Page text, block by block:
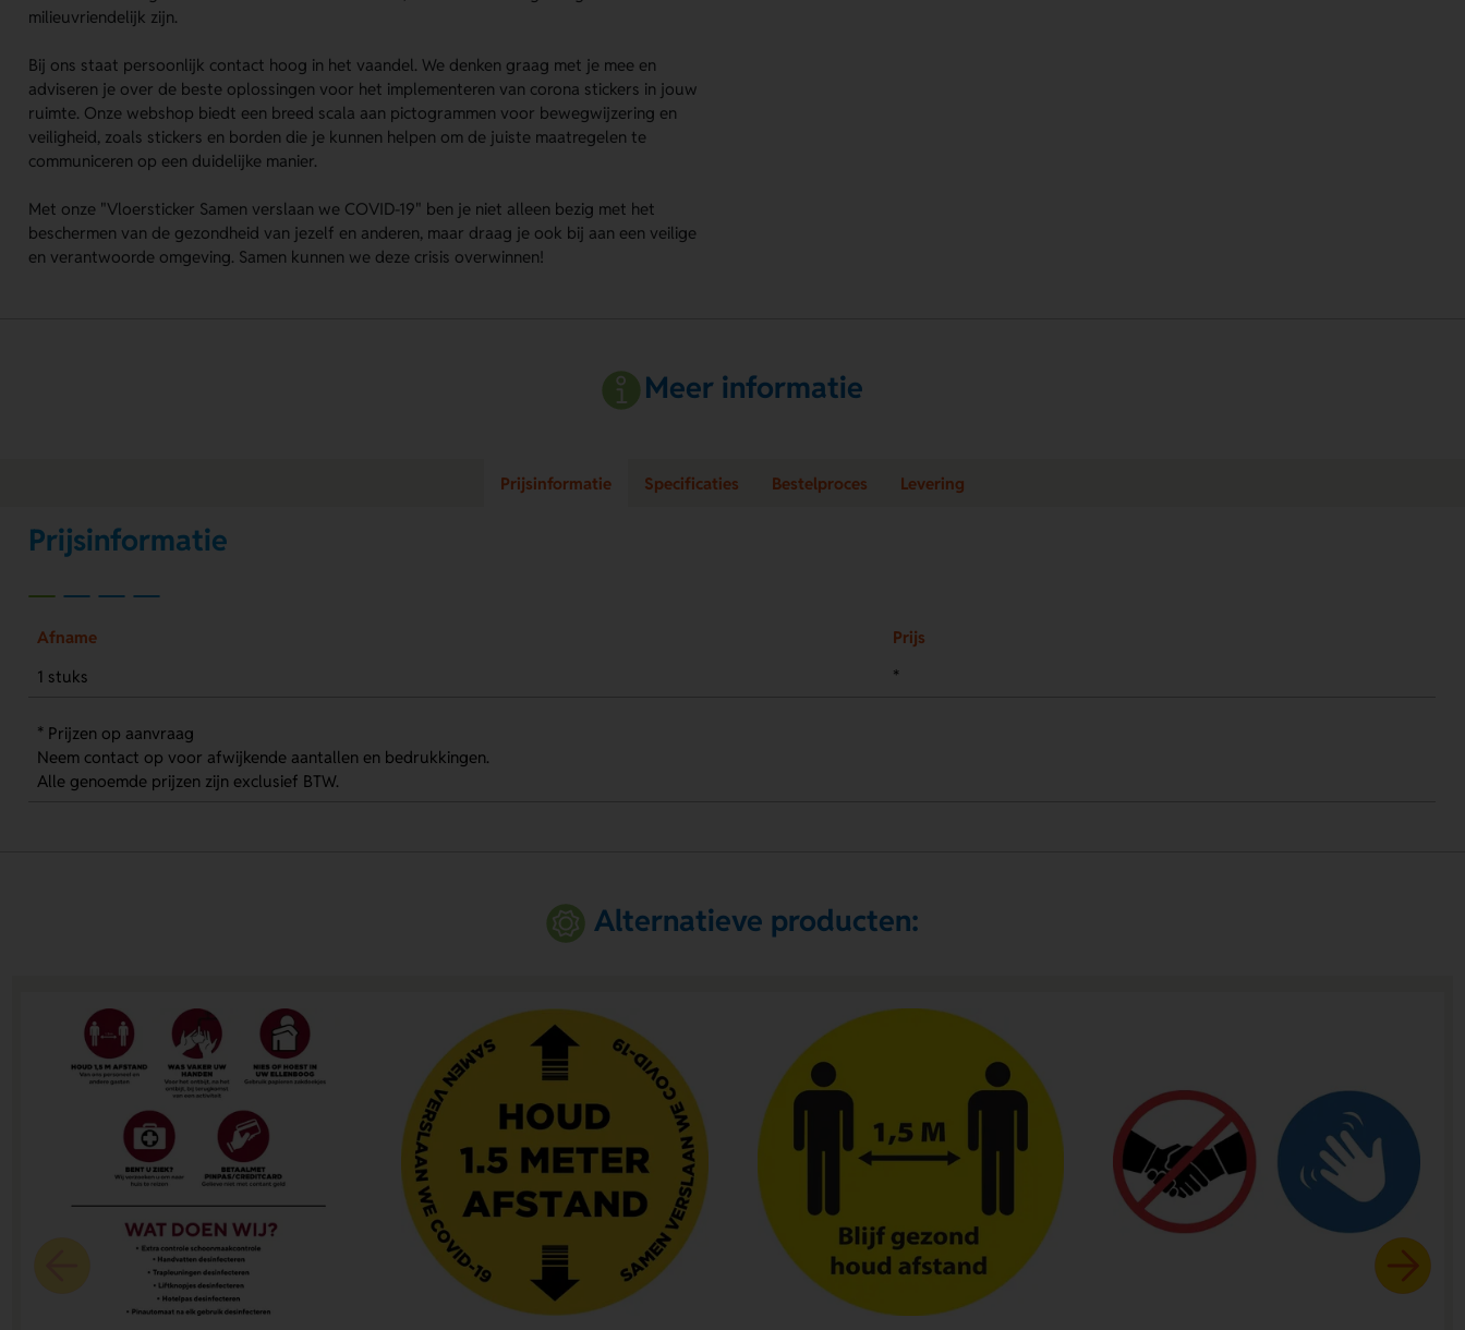
milieuvriendelijk zijn.
Bij ons staat persoonlijk contact hoog in het vaandel. We denken graag met je mee en
adviseren je over de beste oplossingen voor het implementeren van corona stickers in jouw
ruimte. Onze webshop biedt een breed scala aan pictogrammen voor bewegwijzering en
veiligheid, zoals stickers en borden die je kunnen helpen om de juiste maatregelen te
communiceren op een duidelijke manier.
Met onze "Vloersticker Samen verslaan we COVID-19" ben je niet alleen bezig met het
beschermen van de gezondheid van jezelf en anderen, maar draag je ook bij aan een veilige
en verantwoorde omgeving. Samen kunnen we deze crisis overwinnen!
Meer informatie
Prijsinformatie Specificaties Bestelproces Levering
Prijsinformatie
Afname
Prijs
1 stuks
*
* Prijzen op aanvraag
Neem contact op voor afwijkende aantallen en bedrukkingen.
Alle genoemde prijzen zijn exclusief BTW.
Alternatieve producten: